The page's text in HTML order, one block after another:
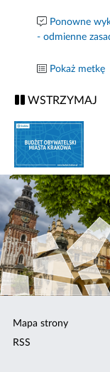
Ponowne
- odmienne
Pokaż metkę
WSTRZYMAJ
Mapa strony
RSS